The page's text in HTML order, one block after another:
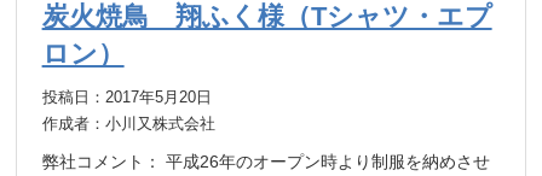
炭火焼鳥 翔ふく様（Tシャツ・エプ
ロン）
投稿日：2017年5月20日
作成者：小川又株式会社
弊社コメント： 平成26年のオープン時より制服を納めさせ